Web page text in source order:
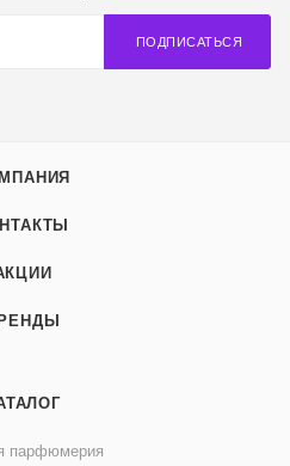
ПОДПИСАТЬСЯ
парфюмерия